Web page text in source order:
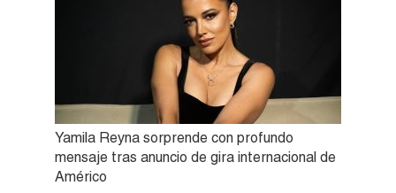
Yamila Reyna sorprende con profundo
mensaje tras anuncio de gira internacional de
Américo